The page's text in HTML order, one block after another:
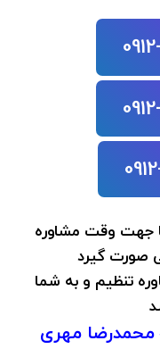
جهت وقت مشاوره
صورت گیرد
مشاوره تنظیم و به شما
محمدرضا مهری